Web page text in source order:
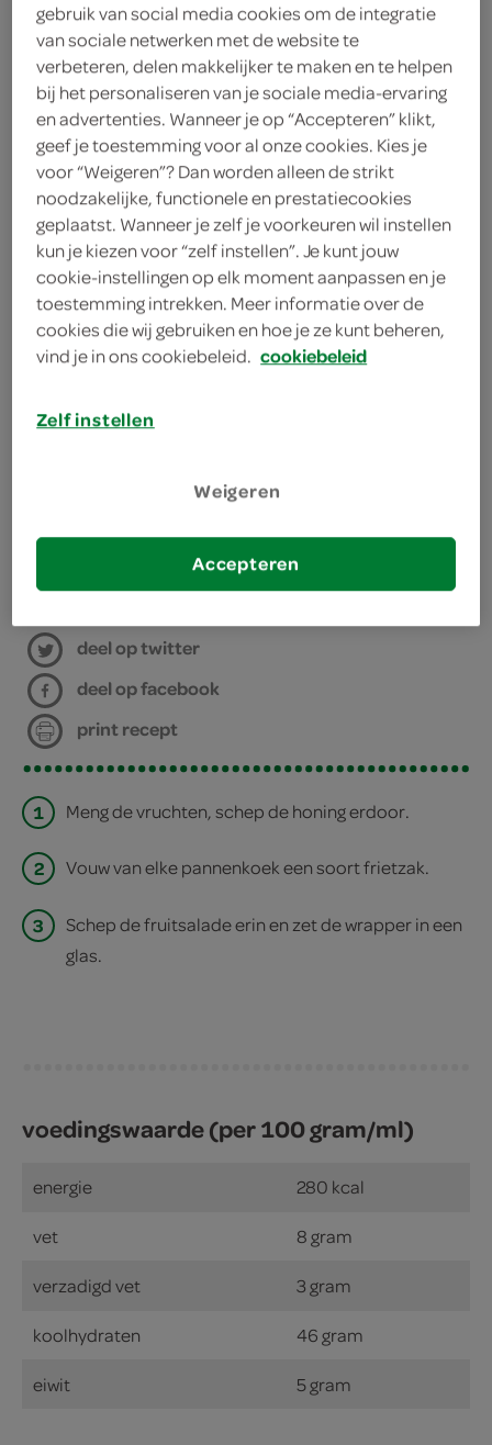
3 eetlepels honing
2 nectarines
150 gram witte druiven zonder pit
2 eetlepels blanke rozijnen
2 bananen
200 gram aardbeien
200 gram aardbeien
6 glazen
bereiden
deel op twitter
deel op facebook
print recept
1 Meng de vruchten, schep de honing erdoor.
2 Vouw van elke pannenkoek een soort frietzak.
3
Schep de fruitsalade erin en zet de wrapper in een
glas.
voedingswaarde (per 100 gram/ml)
energie 280 kcal
vet 8 gram
verzadigd vet 3 gram
koolhydraten 46 gram
eiwit 5 gram
gebruik van social media cookies om de integratie
van sociale netwerken met de website te
verbeteren, delen makkelijker te maken en te helpen
bij het personaliseren van je sociale media-ervaring
en advertenties. Wanneer je op “Accepteren” klikt,
geef je toestemming voor al onze cookies. Kies je
voor “Weigeren”? Dan worden alleen de strikt
noodzakelijke, functionele en prestatiecookies
geplaatst. Wanneer je zelf je voorkeuren wil instellen
kun je kiezen voor “zelf instellen”. Je kunt jouw
cookie-instellingen op elk moment aanpassen en je
toestemming intrekken. Meer informatie over de
cookies die wij gebruiken en hoe je ze kunt beheren,
vind je in ons cookiebeleid. cookiebeleid
Zelf instellen
Weigeren
Accepteren